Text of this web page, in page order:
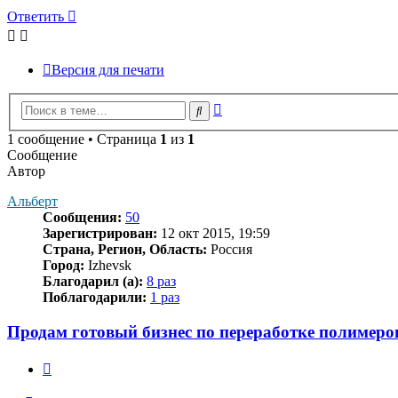
Ответить
Версия для печати
Поиск
1 сообщение • Страница 1 из 1
Сообщение
Автор
Альберт
Сообщения: 50
Зарегистрирован: 12 окт 2015, 19:59
Страна, Регион, Область: Россия
Город: Izhevsk
Благодарил (а): 8 раз
Поблагодарили: 1 раз
Продам готовый бизнес по переработке